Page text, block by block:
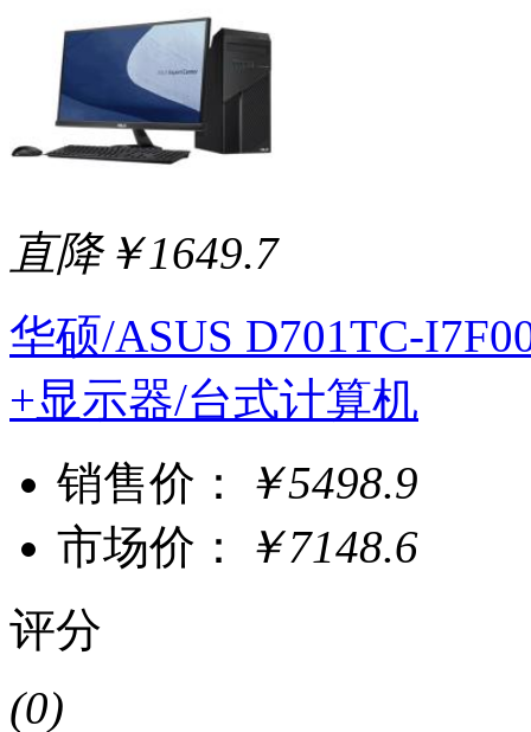
直降￥1649.7
华硕/ASUS D701TC-
+显示器/台式计算机
销售价：
￥5498.9
市场价：
￥7148.6
评分
(0)